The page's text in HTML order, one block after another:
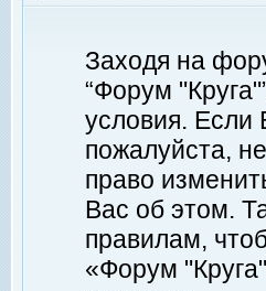
Заходя на
“Форум
условия. Если
пожалуйста,
право
Вас об этом.
правилам,
«Форум